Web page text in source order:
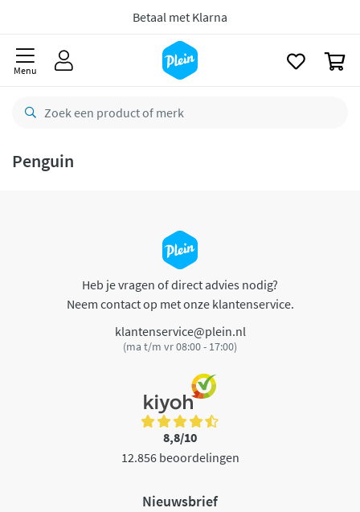
Betaal met Klarna
Menu
Penguin
Heb je vragen of direct advies nodig?
Neem contact op met onze klantenservice.
klantenservice@plein.nl
(ma t/m vr 08:00 - 17:00)
8,8/10
12.856 beoordelingen
Nieuwsbrief